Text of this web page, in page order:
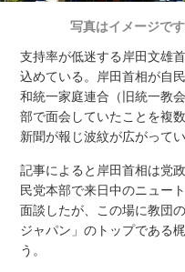
写真はイメージで
支持率が低迷する岸田文雄
込めている。岸田首相が自
和統一家庭連合（旧統一教
部で面会していたことを複
新聞が報じ波紋が広がってい
記事によると岸田首相は党
民党本部で来日中のニュー
面談したが、この場に教団
ジャパン」のトップである
う。